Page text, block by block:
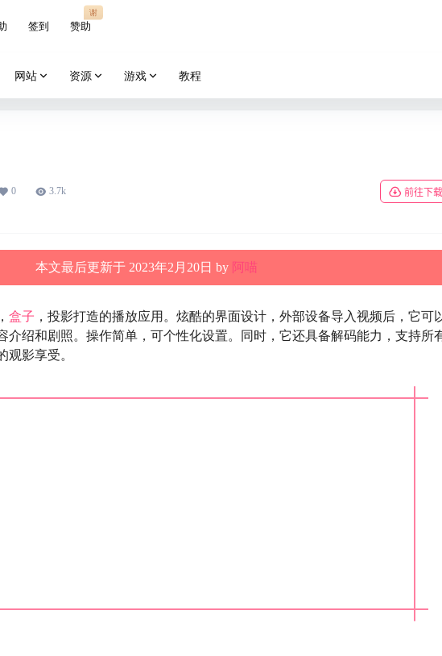
签到 赞助
谢
网站 资源 游戏 教程
0 3.7k 前往下载
本文最后更新于 2023年2月20日 by 阿喵
， 盒子 ，投影打造的播放应用。炫酷的界面设计，外部设备导入视频后，它可
介绍和剧照。操作简单，可个性化设置。同时，它还具备解码能力，支持所
观影享受。